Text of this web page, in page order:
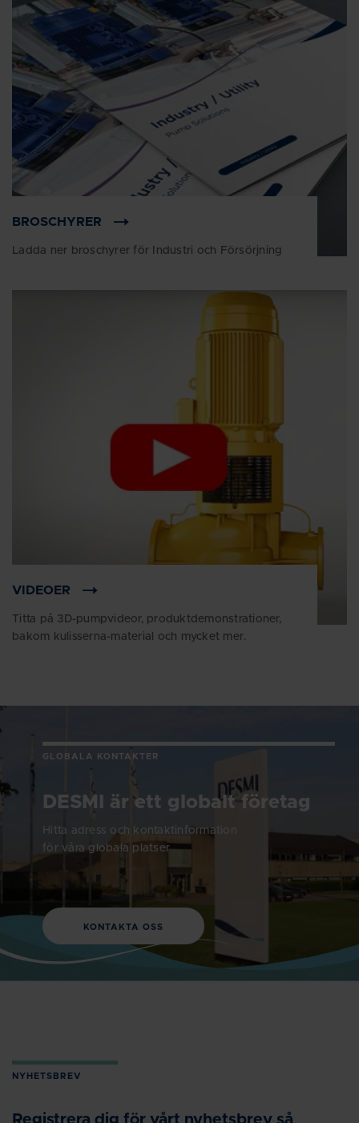
BROSCHYRER
Ladda ner broschyrer för Industri och Försörjning
VIDEOER
Titta på 3D-pumpvideor, produktdemonstrationer,
bakom kulisserna-material och mycket mer.
GLOBALA KONTAKTER
DESMI är ett globalt företag
Hitta adress och kontaktinformation
för våra globala platser
KONTAKTA OSS
NYHETSBREV
Registrera dig för vårt nyhetsbrev så